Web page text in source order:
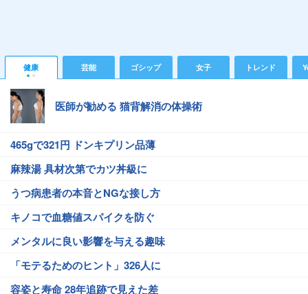
健康 芸能 ゴシップ 女子 トレンド
医師が勧める 猫背解消の体操術
465gで321円 ドンキプリン品薄
麻辣湯 具材次第でカツ丼級に
うつ病患者の本音とNGな接し方
キノコで血糖値スパイクを防ぐ
メンタルに良い影響を与える趣味
「モテるためのヒント」326人に
容姿と寿命 28年追跡で見えた差